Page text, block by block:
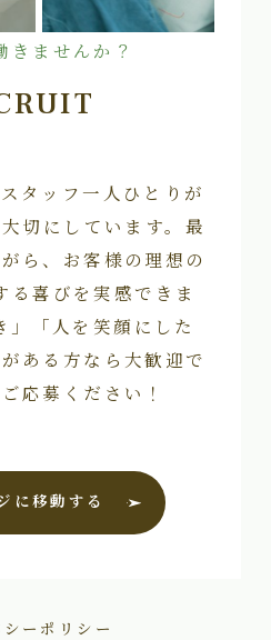
きませんか？
タッフ一人ひとりが
切にしています。最
ら、お客様の理想の
る喜びを実感できま
」「人を笑顔にした
ある方なら大歓迎で
応募ください！
に移動する
ーポリシー